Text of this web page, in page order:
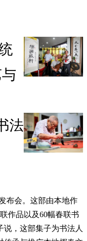
法
布会。这部由本地作
作品以及60幅春联书
，这部集子为书法人